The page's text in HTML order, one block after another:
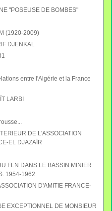
"POSEUSE DE BOMBES"
(1920-2009)
DJENKAL
entre l'Algérie et la France
LARBI
DE L'ASSOCIATION
EL DJAZAÏR
FLN DANS LE BASSIN MINIER
1954-1962
D'AMITIE FRANCE-
EXCEPTIONNEL DE MONSIEUR